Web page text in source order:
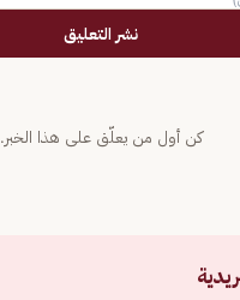
نشر التعليق
كن أول من يعلّق على هذا الخبر.